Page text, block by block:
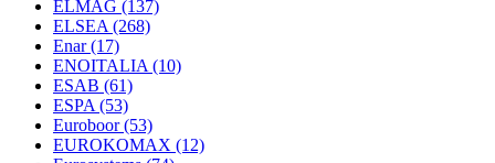
ELMAG (137)
ELSEA (268)
Enar(17)
ENOITALIA (10)
ESAB (61)
ESPA (53)
Euroboor(53)
EUROKOMAX (12)